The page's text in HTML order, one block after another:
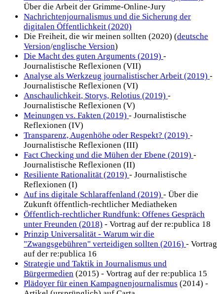
Über die Arbeit der Grimme-Online-Jury
Nachrichtenjournalismus und die Sicherung der
digitalen Öffentlichkeit (2020)
Die Freiheit, die wir meinen sollten (2020) (deutsche
Version/englische Version)
Die Macht des guten Arguments (2019) -
Journalistische Reflexionen (VII)
Analyse als Werkzeug journalistischer Arbeit (2019) -
Journalistische Reflexionen (VI)
Anschaulichkeit, Storys, Relotius (2019) -
Journalistische Reflexionen (V)
Meinungen vs. Fakten (2019) - Journalistische
Reflexionen (IV)
Transparenz, Augenhöhe oder Respekt? (2019) -
Journalistische Reflexionen (III)
Fact Checking und die Mühen der Ebene (2019) -
Journalistische Reflexionen (II)
Resiliente Rationalität (2019) - Journalistische
Reflexionen (I)
Auf ins digitale Schlaraffenland (2019) - Über die
Zukunft öffentlich-rechtlicher Mediatheken
Öffentlich-rechtlicher Rundfunk: Offenes Gespräch
unter Freunden (2018) - Vortrag auf der re:publica 18
Prinzip Universalität - Warum wir die
"Zwangsgebühren" verteidigen sollten (2016) - Vortrag
auf der re:publica 16
Strategie und Taktik in Journalismus und
Bürgermedien (2015) - Vortrag auf der re:publica 15
Plädoyer für einen Kampagnenjournalismus (2014) -